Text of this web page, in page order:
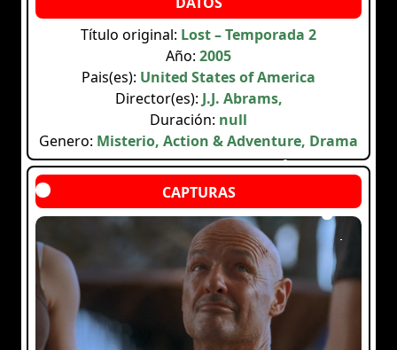
Título original: Lost – Temporada 2
Año: 2005
Pais(es): United States of America
Director(es): J.J. Abrams,
Duración: null
Genero: Misterio, Action & Adventure, Drama